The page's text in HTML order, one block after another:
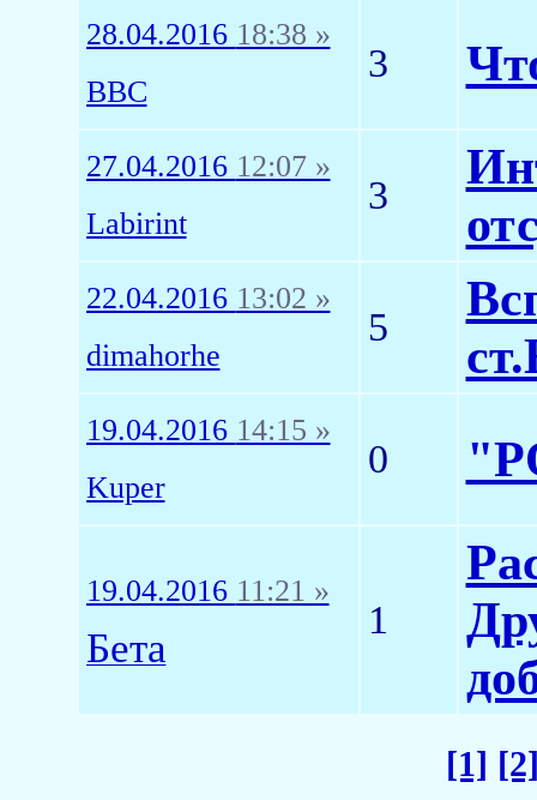
28.04.2016 18:38 »
BBC
3
27.04.2016 12:07 »
Labirint
3
22.04.2016 13:02 »
dimahorhe
5
19.04.2016 14:15 »
Kuper
0
19.04.2016 11:21 »
Бета
1
[1]